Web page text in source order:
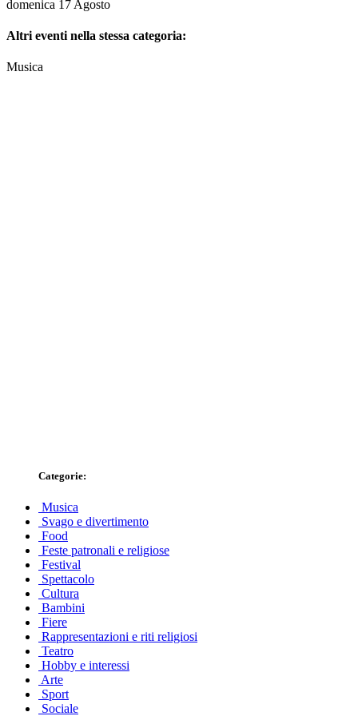
domenica 17 Agosto
Altri eventi nella stessa categoria:
Musica
Categorie:
Musica
Svago e divertimento
Food
Feste patronali e religiose
Festival
Spettacolo
Cultura
Bambini
Fiere
Rappresentazioni e riti religiosi
Teatro
Hobby e interessi
Arte
Sport
Sociale